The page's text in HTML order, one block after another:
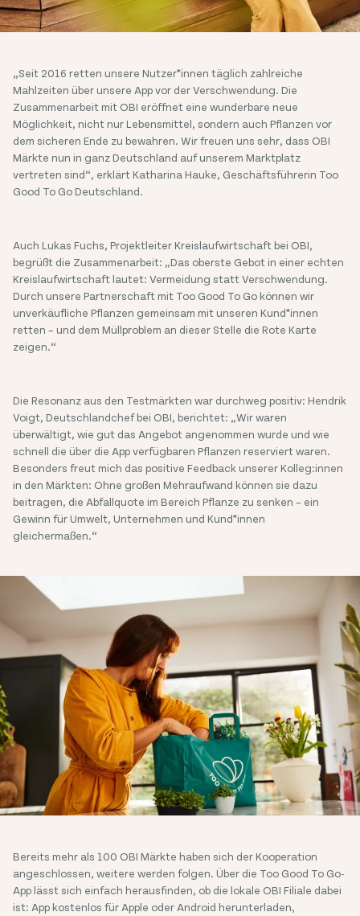
„Seit 2016 retten unsere Nutzer*innen täglich zahlreiche
Mahlzeiten über unsere App vor der Verschwendung. Die
Zusammenarbeit mit OBI eröffnet eine wunderbare neue
Möglichkeit, nicht nur Lebensmittel, sondern auch Pflanzen vor
dem sicheren Ende zu bewahren. Wir freuen uns sehr, dass OBI
Märkte nun in ganz Deutschland auf unserem Marktplatz
vertreten sind“, erklärt Katharina Hauke, Geschäftsführerin Too
Good To Go Deutschland.
Auch Lukas Fuchs, Projektleiter Kreislaufwirtschaft bei OBI,
begrüßt die Zusammenarbeit: „Das oberste Gebot in einer echten
Kreislaufwirtschaft lautet: Vermeidung statt Verschwendung.
Durch unsere Partnerschaft mit Too Good To Go können wir
unverkäufliche Pflanzen gemeinsam mit unseren Kund*innen
retten – und dem Müllproblem an dieser Stelle die Rote Karte
zeigen.“
Die Resonanz aus den Testmärkten war durchweg positiv: Hendrik
Voigt, Deutschlandchef bei OBI, berichtet: „Wir waren
überwältigt, wie gut das Angebot angenommen wurde und wie
schnell die über die App verfügbaren Pflanzen reserviert waren.
Besonders freut mich das positive Feedback unserer Kolleg:innen
in den Märkten: Ohne großen Mehraufwand können sie dazu
beitragen, die Abfallquote im Bereich Pflanze zu senken – ein
Gewinn für Umwelt, Unternehmen und Kund*innen
gleichermaßen.“
Bereits mehr als 100 OBI Märkte haben sich der Kooperation
angeschlossen, weitere werden folgen. Über die Too Good To Go-
App lässt sich einfach herausfinden, ob die lokale OBI Filiale dabei
ist: App kostenlos für Apple oder Android herunterladen,